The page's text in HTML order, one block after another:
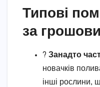
Типові
за
? Занадто
новачків
інші рослини,